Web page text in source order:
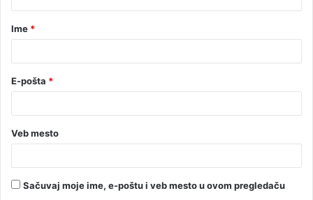
Ime *
E-pošta *
Veb mesto
Sačuvaj moje ime, e-poštu i veb mesto u ovom pregledaču